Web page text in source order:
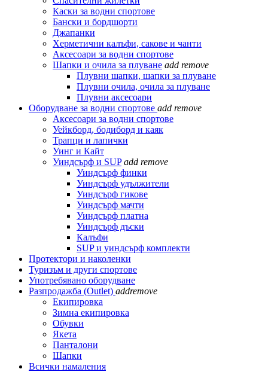
Каски за водни спортове
Бански и бордшорти
Джапанки
Херметични калъфи, сакове и чанти
Аксесоари за водни спортове
Шапки и очила за плуване add remove
Плувни шапки, шапки за плуване
Плувни очила, очила за плуване
Плувни аксесоари
Оборудване за водни спортове add remove
Аксесоари за водни спортове
Уейкборд, бодиборд и каяк
Трапци и лапички
Уинг и Кайт
Уиндсърф и SUP add remove
Уиндсърф финки
Уиндсърф удължители
Уиндсърф гикове
Уиндсърф мачти
Уиндсърф платна
Уиндсърф дъски
Калъфи
SUP и уиндсърф комплекти
Протектори и наколенки
Туризъм и други спортове
Употребявано оборудване
Разпродажба (Outlet) addremove
Екипировка
Зимна екипировка
Обувки
Якета
Панталони
Шапки
Всички намаления